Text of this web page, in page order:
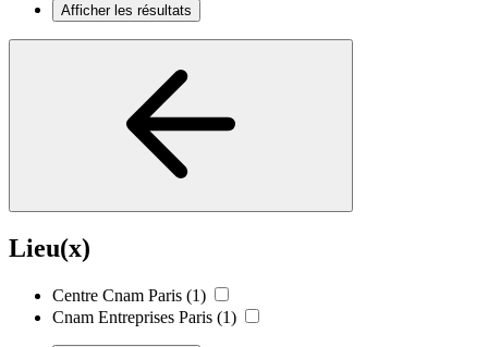
Afficher les résultats
Lieu(x)
Centre Cnam Paris (1)
Cnam Entreprises Paris (1)